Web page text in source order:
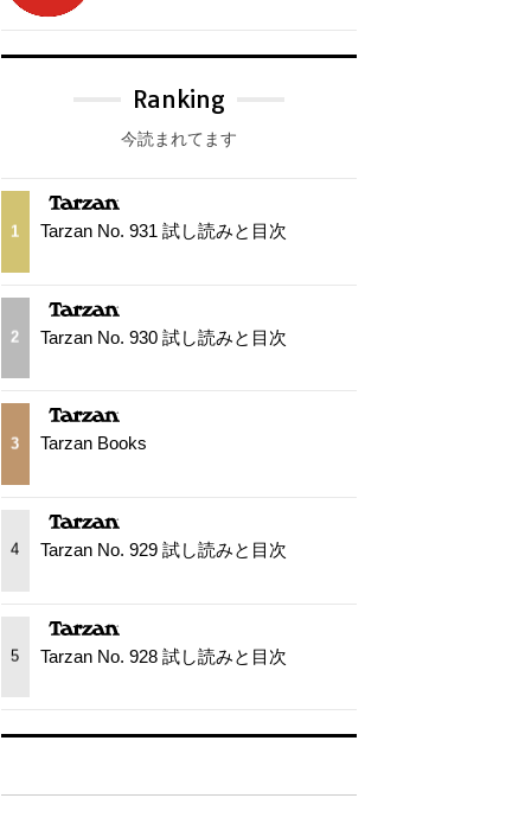
Ranking
今読まれてます
1 Tarzan No. 931 試し読みと目次
2 Tarzan No. 930 試し読みと目次
3 Tarzan Books
4 Tarzan No. 929 試し読みと目次
5 Tarzan No. 928 試し読みと目次